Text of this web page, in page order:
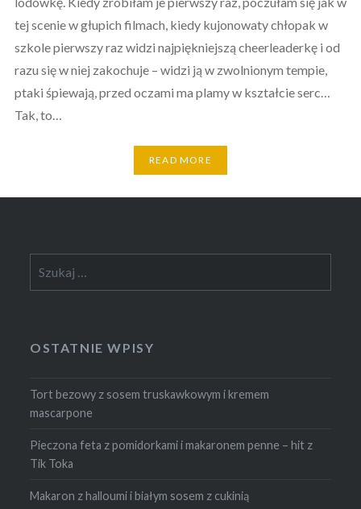
tej scenie w głupich filmach, kiedy kujonowaty chłopak w
szkole pierwszy raz widzi najpiękniejszą cheerleaderkę i od
razu się w niej zakochuje – widzi ją w zwolnionym tempie,
ptaki śpiewają, przed oczami ma plamy w kształcie serc…
Tak, to…
READ MORE
OSTATNIE WPISY
Tort bezowy z sosem truskawkowym i kremem
mascarpone
Pieczona feta z pomidorkami i makaronem penne – hit z
Tik Toka
Makaron z halloumi i białym sosem z cukinią